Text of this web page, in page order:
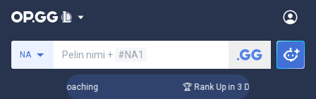
NA Pelin nimi + #NA1
Challenger Coaching 🏆 Rank Up in 3 Days! Challenger